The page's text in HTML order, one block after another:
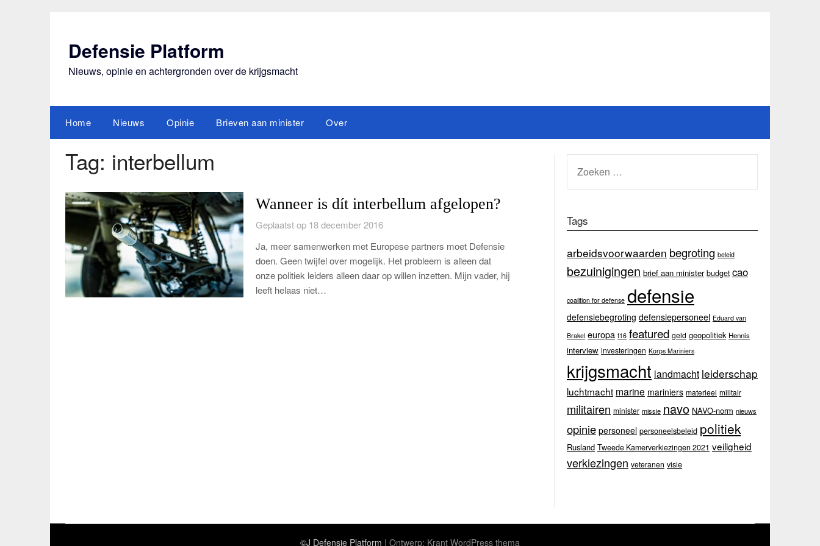
Defensie Platform
Nieuws, opinie en achtergronden over de krijgsmacht
Home Nieuws Opinie Brieven aan minister Over
Tag: interbellum
Wanneer is dít interbellum afgelopen?
Geplaatst op 18 december 2016
Ja, meer samenwerken met Europese partners moet Defensie
doen. Geen twijfel over mogelijk. Het probleem is alleen dat
onze politiek leiders alleen daar op willen inzetten. Mijn vader, hij
leeft helaas niet…
NAAR:
Tags
arbeidsvoorwaarden begroting beleid
bezuinigingen brief aan minister budget cao
coalition for defense defensie
defensiebegroting defensiepersoneel Eduard van
Brakel europa f16 featured geld geopolitiek Hennis
interview investeringen Korps Mariniers
krijgsmacht landmacht leiderschap
luchtmacht marine mariniers materieel militair
militairen minister missie navo NAVO-norm nieuws
opinie personeel personeelsbeleid politiek
Rusland Tweede Kamerverkiezingen 2021 veiligheid
verkiezingen veteranen visie
©J Defensie Platform | Ontwerp: Krant WordPress thema